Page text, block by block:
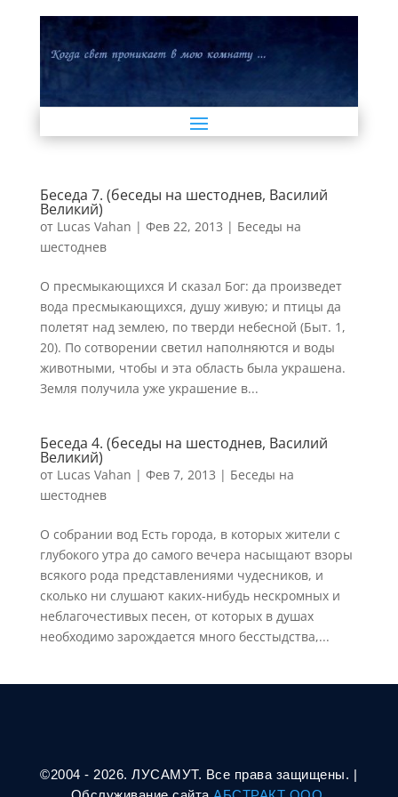
Беседа 7. (беседы на шестоднев, Василий
Великий)
от Lucas Vahan | Фев 22, 2013 | Беседы на
шестоднев
О пресмыкающихся И сказал Бог: да произведет
вода пресмыкающихся, душу живую; и птицы да
полетят над землею, по тверди небесной (Быт. 1,
20). По сотворении светил наполняются и воды
животными, чтобы и эта область была украшена.
Земля получила уже украшение в...
Беседа 4. (беседы на шестоднев, Василий
Великий)
от Lucas Vahan | Фев 7, 2013 | Беседы на
шестоднев
О собрании вод Есть города, в которых жители с
глубокого утра до самого вечера насыщают взоры
всякого рода представлениями чудесников, и
сколько ни слушают каких-нибудь нескромных и
неблагочестивых песен, от которых в душах
необходимо зарождается много бесстыдства,...
©2004 - 2026. ЛУСАМУТ. Все права защищены. |